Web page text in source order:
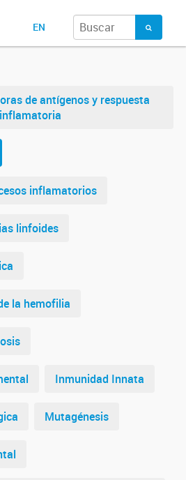
EN
de antígenos y respuesta
inflamatoria
inflamatorios
linfoides
la hemofilia
Inmunidad Innata
Mutagénesis